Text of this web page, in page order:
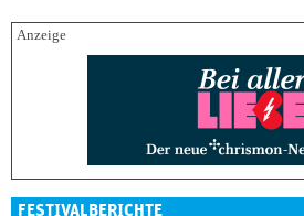
FESTIVALBERICHTE